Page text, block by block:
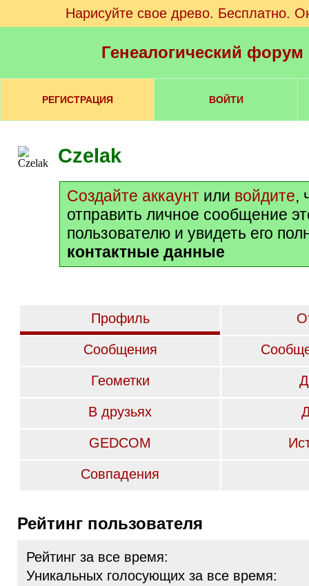
Нарисуйте свое древо. Бесплатно.
Генеалогический
РЕГИСТРАЦИЯ ВОЙТИ
Czelak
Создайте аккаунт или войдите,
отправить личное сообщение
пользователю и увидеть его
контактные данные
Профиль
Сообщения
Геометки
В друзьях
GEDCOM
Совпадения
Рейтинг пользователя
Рейтинг за все время:
Уникальных голосующих за все время: